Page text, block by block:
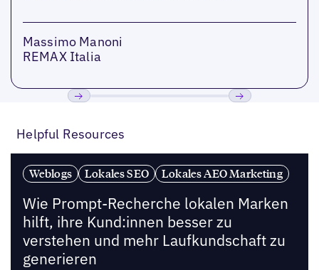
Massimo Manoni
REMAX Italia
Helpful Resources
Weblogs Lokales SEO Lokales AEO Marketing
Wie Prompt-Recherche lokalen Marken
hilft, ihre Kund:innen besser zu
verstehen und mehr Laufkundschaft zu
generieren